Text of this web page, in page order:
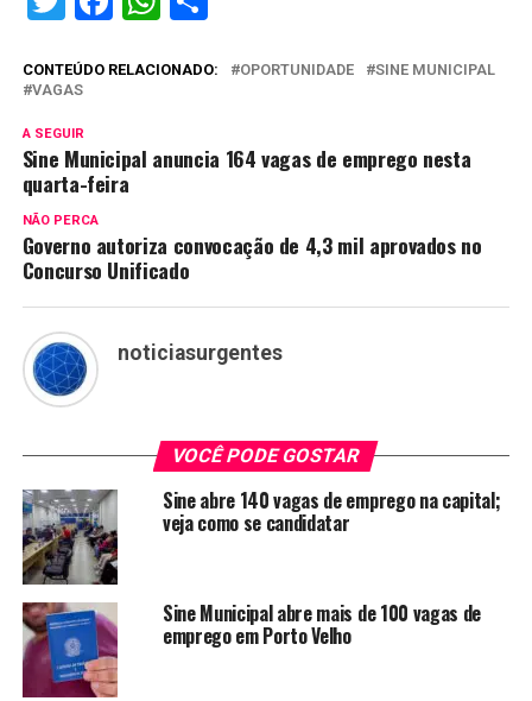
CONTEÚDO RELACIONADO: OPORTUNIDADE
SINE MUNICIPAL
VAGAS
A SEGUIR
Sine Municipal anuncia 164 vagas de emprego nesta
quarta-feira
NÃO PERCA
Governo autoriza convocação de 4,3 mil aprovados no
Concurso Unificado
noticiasurgentes
VOCÊ PODE GOSTAR
Sine abre 140 vagas de emprego na capital;
veja como se candidatar
Sine Municipal abre mais de 100 vagas de
emprego em Porto Velho